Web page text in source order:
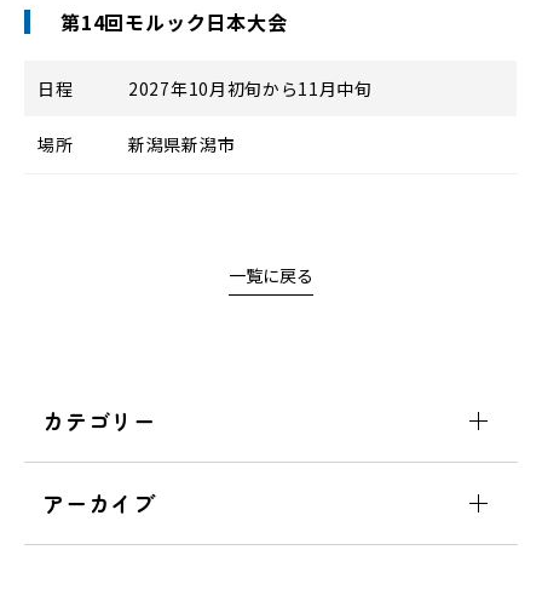
第14回モルック日本大会
日程 2027年10月初旬から11月中旬
場所 新潟県新潟市
一覧に戻る
カテゴリー
アーカイブ